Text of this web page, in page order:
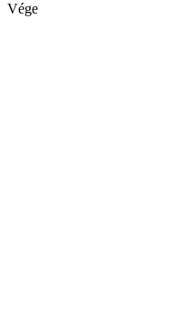
Vége